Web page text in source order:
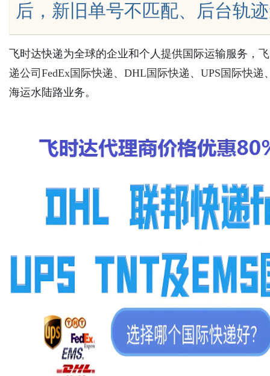
后，新旧单号不匹配、后台轨
飞时达快递为全球的企业和个人提供国际运输服务，
递公司 FedEx国际快递 、 DHL国际快递 、 UPS国际快递
海运水陆路业务。